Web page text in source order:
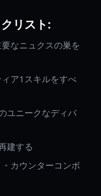
リスト:
なニュクスの巣を
ア1スキルをすべ
ユニークなディバ
建する
カウンターコンボ